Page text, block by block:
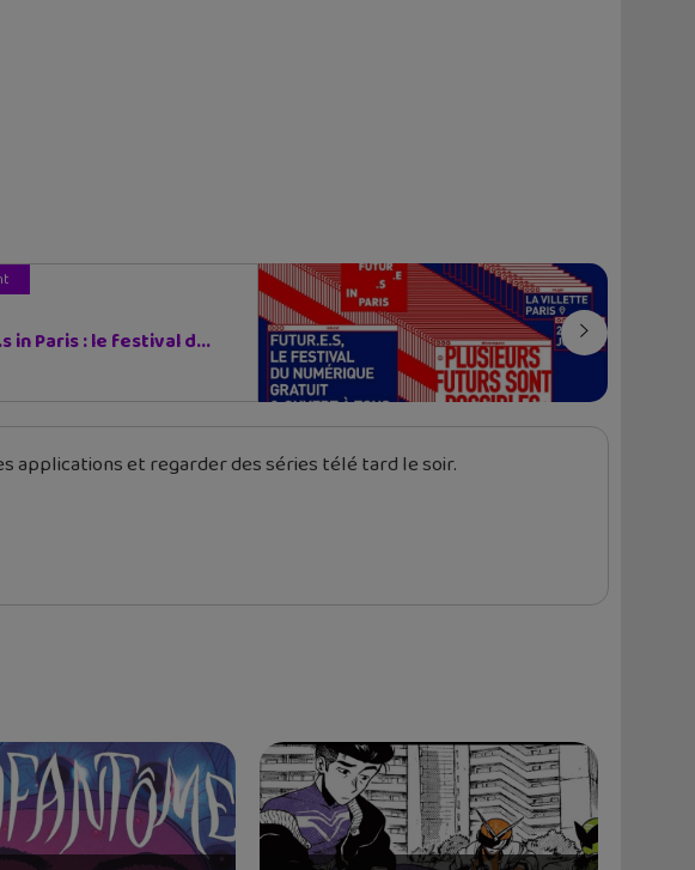
in Paris : le festival d...
applications et regarder des séries télé tard le soir.